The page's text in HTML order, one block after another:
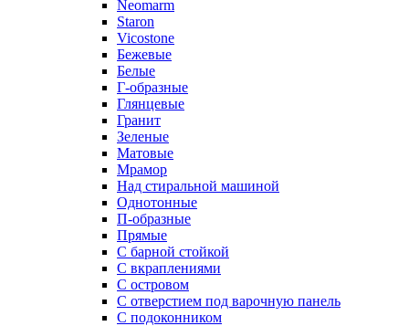
Neomarm
Staron
Vicostone
Бежевые
Белые
Г-образные
Глянцевые
Гранит
Зеленые
Матовые
Мрамор
Над стиральной машиной
Однотонные
П-образные
Прямые
С барной стойкой
С вкраплениями
С островом
С отверстием под варочную панель
С подоконником